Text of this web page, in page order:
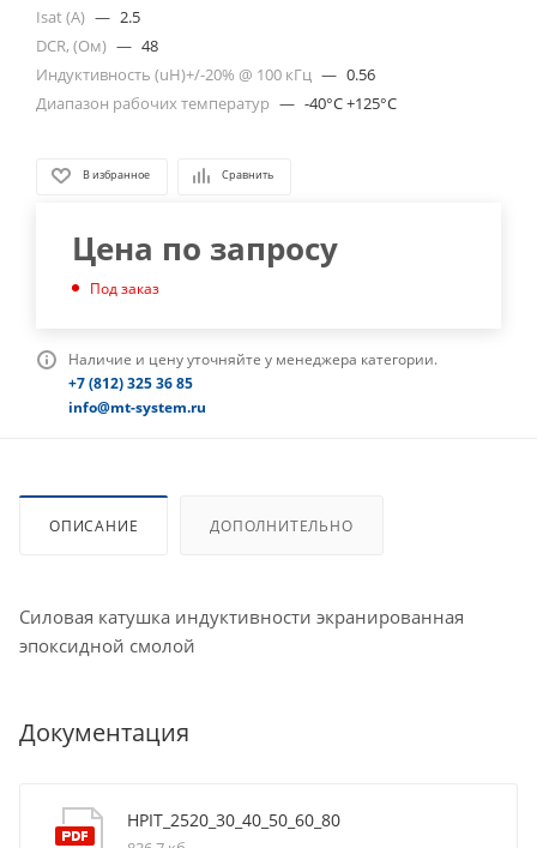
Isat (A) — 2.5
DCR, (Ом) — 48
Индуктивность (uH)+/-20% @ 100 кГц — 0.56
Диапазон рабочих температур — -40°C +125°C
В избранное Сравнить
Цена по запросу
Под заказ
Наличие и цену уточняйте у менеджера категории.
+7 (812) 325 36 85
info@mt-system.ru
ОПИСАНИЕ ДОПОЛНИТЕЛЬНО
Силовая катушка индуктивности экранированная
эпоксидной смолой
Документация
HPIT_2520_30_40_50_60_80